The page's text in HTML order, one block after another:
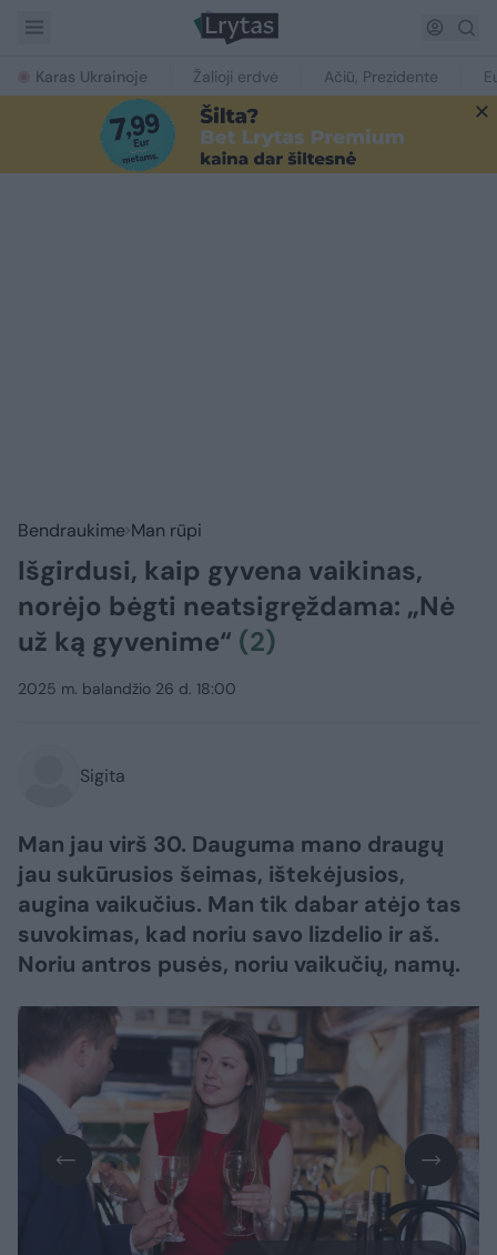
Karas Ukrainoje Žalioji erdvė Ačiū, Prezidente
Bendraukime Man rūpi
Išgirdusi, kaip gyvena vaikinas,
norėjo bėgti neatsigręždama: „Nė
už ką gyvenime“ (2)
2025 m. balandžio 26 d. 18:00
Sigita
Man jau virš 30. Dauguma mano draugų
jau sukūrusios šeimas, ištekėjusios,
augina vaikučius. Man tik dabar atėjo tas
suvokimas, kad noriu savo lizdelio ir aš.
Noriu antros pusės, noriu vaikučių, namų.